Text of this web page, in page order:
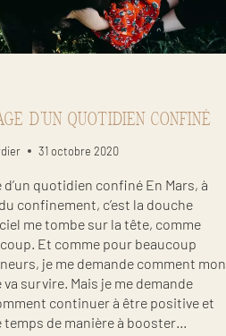
D’UN QUOTIDIEN CONFINÉ
31 octobre 2020
d’un quotidien confiné En Mars, à
confinement, c’est la douche
me tombe sur la tête, comme
Et comme pour beaucoup
je me demande comment mon
survire. Mais je me demande
continuer à être positive et
temps de manière à booster…